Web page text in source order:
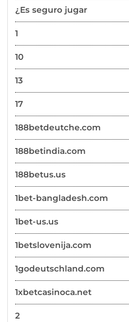
¿Es seguro jugar
1
10
13
17
188betdeutche.com
188betindia.com
188betus.us
1bet-bangladesh.com
1bet-us.us
1betslovenija.com
1godeutschland.com
1xbetcasinoca.net
2